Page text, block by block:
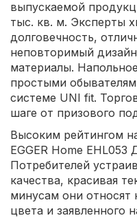
выпускаемой
тыс. кв. м. Эксперты
долговечность,
неповторимый
материалы.
простыми
системе UNI fit.
шаге от призового
Высоким рейтингом
EGGER Home
Потребителей
качества, красивая
минусам они относят
цвета и заявленного